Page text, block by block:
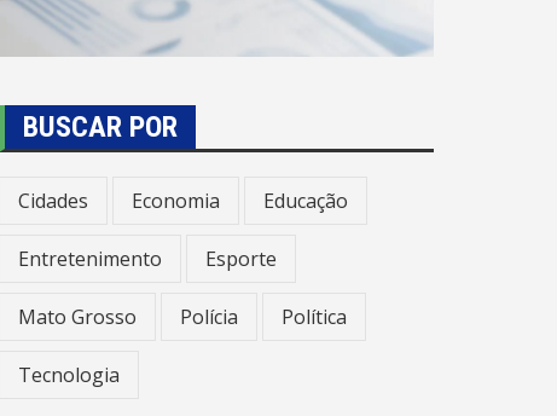
BUSCAR POR
Cidades Economia Educação
Entretenimento Esporte
Mato Grosso Polícia Política
Tecnologia